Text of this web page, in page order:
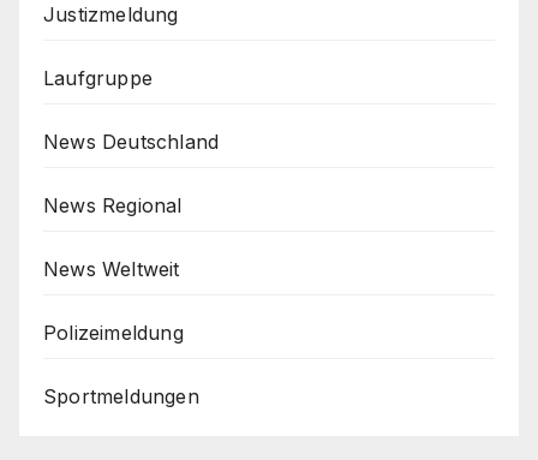
Justizmeldung
Laufgruppe
News Deutschland
News Regional
News Weltweit
Polizeimeldung
Sportmeldungen